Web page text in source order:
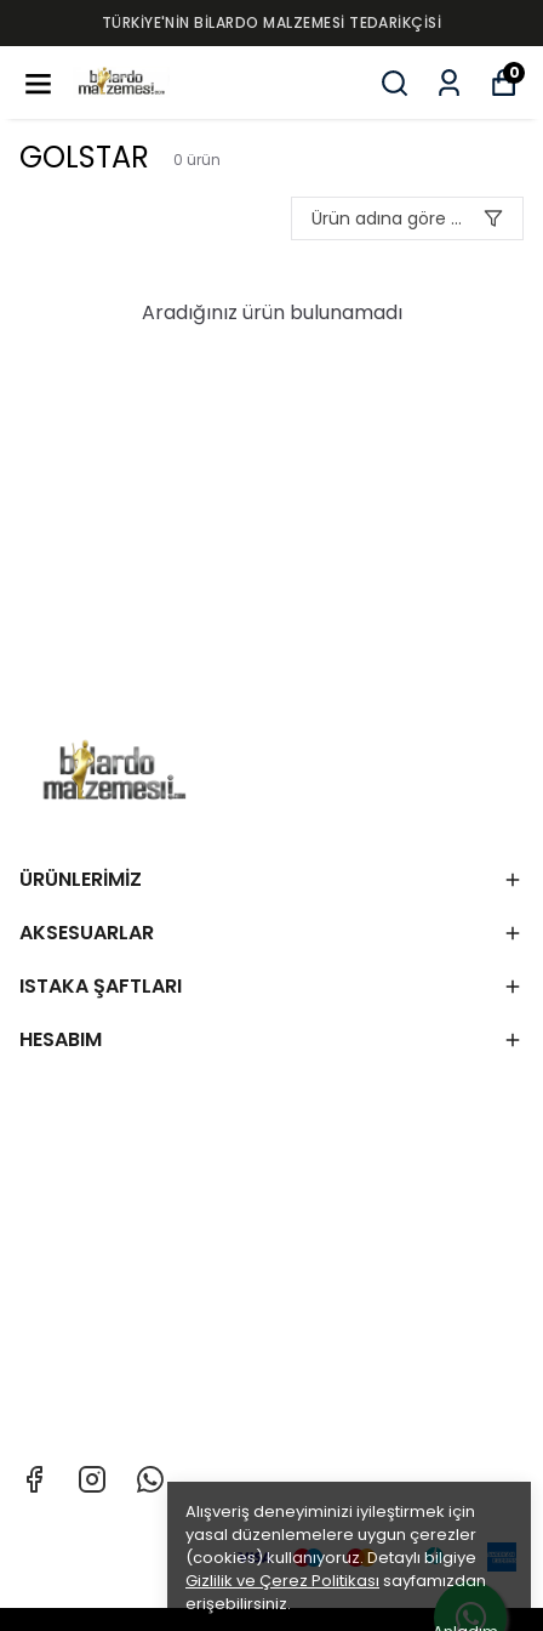
TÜRKİYE'NİN BİLARDO MALZEMESİ TEDARİKÇİSİ
0
Alışveriş deneyiminizi iyileştirmek için
yasal düzenlemelere uygun çerezler
(cookies) kullanıyoruz. Detaylı bilgiye
Gizlilik ve Çerez Politikası sayfamızdan
erişebilirsiniz.
GOLSTAR 0 ürün
Ürün adına göre A-Z
Aradığınız ürün bulunamadı
ÜRÜNLERİMİZ
AKSESUARLAR
ISTAKA ŞAFTLARI
HESABIM